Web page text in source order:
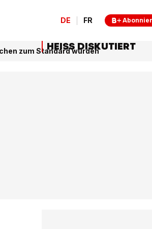
DE FR
zum Standard wurden
HEISS DISKUTIERT